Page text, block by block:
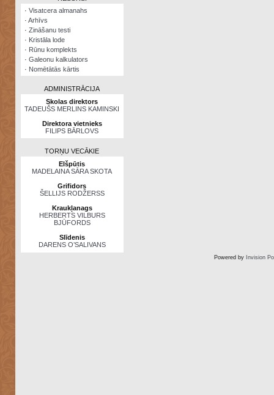
· Visatcera almanahs
· Arhīvs
· Zināšanu testi
· Kristāla lode
· Rūnu komplekts
· Galeonu kalkulators
· Nomētātās kārtis
ADMINISTRĀCIJA
Skolas direktors
TADEUŠS MERLINS KAMINSKI
Direktora vietnieks
FILIPS BĀRLOVS
TORŅU VECĀKIE
Elšpūtis
MADELAINA SĀRA SKOTA
Grifidors
ŠELLIJS RODŽERSS
Kraukļanags
HERBERTS VILBURS
BJŪFORDS
Slīdenis
DARENS O’SALIVANS
Powered by Invision